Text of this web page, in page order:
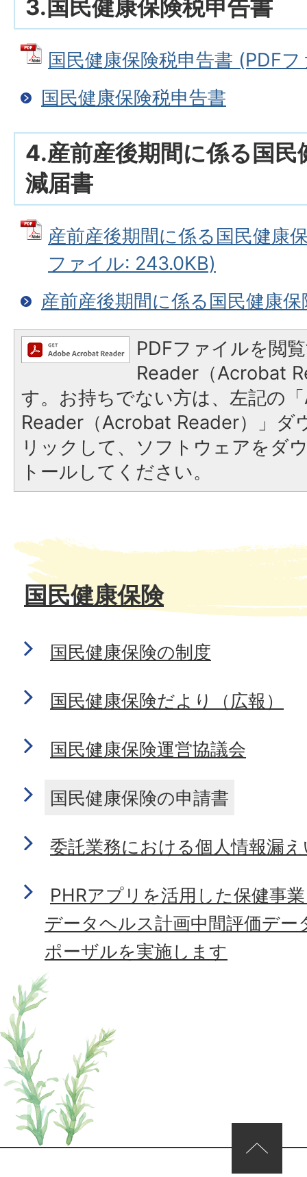
3.国民健康保険税申告書
国民健康保険税申告書 (PDF
国民健康保険税申告書
4.産前産後期間に係る国民
減届書
産前産後期間に係る国民健康
ファイル: 243.0KB)
産前産後期間に係る国民健康
PDFファイルを閲
Reader（Acrobat
す。お持ちでない方は、左記の
Reader（Acrobat Reader）」ダ
リックして、ソフトウェアをダ
トールしてください。
国民健康保険
国民健康保険の制度
国民健康保険だより（広報）
国民健康保険運営協議会
国民健康保険の申請書
委託業務における個人情報漏
PHRアプリを活用した保健事
データヘルス計画中間評価デー
ポーザルを実施します
ページの先頭へ